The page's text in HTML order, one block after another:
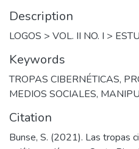
Description
LOGOS > VOL. II NO. I >
Keywords
TROPAS CIBERNÉTICAS,
MEDIOS SOCIALES,
Citation
Bunse, S. (2021). Las tropas